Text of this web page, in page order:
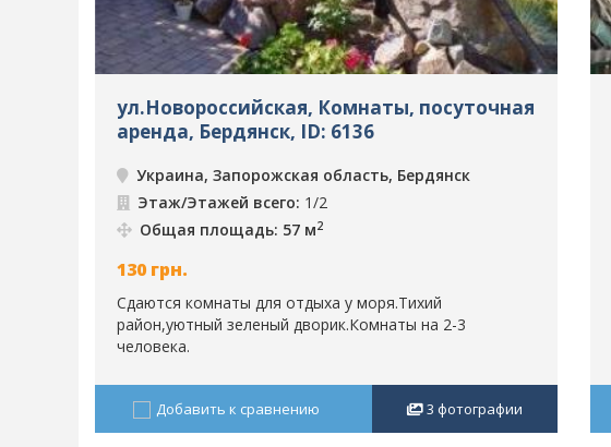
ул.Новороссийская, Комнаты, посуточная
аренда, Бердянск, ID: 6136
Украина, Запорожская область, Бердянск
Этаж/Этажей всего: 1/2
Общая площадь: 57 м2
130 грн.
Сдаются комнаты для отдыха у моря.Тихий
район,уютный зеленый дворик.Комнаты на 2-3
человека.
Добавить к сравнению 3 фотографии